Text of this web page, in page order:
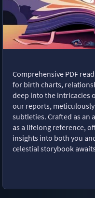
Comprehensive PDF
for birth charts,
deep into the intricacies
our reports,
subtleties. Crafted as an
as a lifelong reference,
insights into both you
celestial storybook